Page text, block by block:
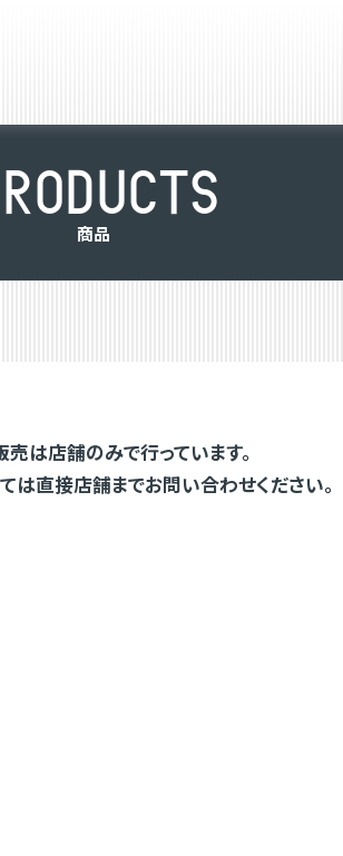
RODUCTS
商品
は店舗のみで行っています。
は直接店舗までお問い合わせください。